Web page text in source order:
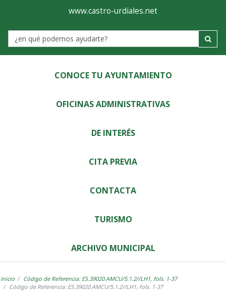
Ayuntamiento
de
Castro-
Urdiales
www.castro-urdiales.net
Label
CONOCE TU AYUNTAMIENTO
OFICINAS ADMINISTRATIVAS
DE INTERÉS
CITA PREVIA
CONTACTA
TURISMO
ARCHIVO MUNICIPAL
Inicio
Código de Referencia: ES.39020.AMCU/5.1.2//LH1, fols. 1-37
Código de Referencia: ES.39020.AMCU/5.1.2//LH1, fols. 1-37